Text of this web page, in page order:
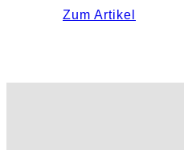
Zum Artikel